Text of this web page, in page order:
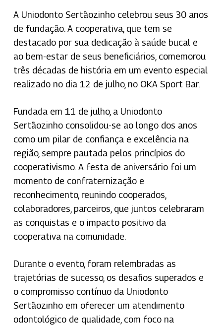
A Uniodonto Sertãozinho celebrou seus 30 anos
de fundação. A cooperativa, que tem se
destacado por sua dedicação à saúde bucal e
ao bem-estar de seus beneficiários, comemorou
três décadas de história em um evento especial
realizado no dia 12 de julho, no OKA Sport Bar.
Fundada em 11 de julho, a Uniodonto
Sertãozinho consolidou-se ao longo dos anos
como um pilar de confiança e excelência na
região, sempre pautada pelos princípios do
cooperativismo. A festa de aniversário foi um
momento de confraternização e
reconhecimento, reunindo cooperados,
colaboradores, parceiros, que juntos celebraram
as conquistas e o impacto positivo da
cooperativa na comunidade.
Durante o evento, foram relembradas as
trajetórias de sucesso, os desafios superados e
o compromisso contínuo da Uniodonto
Sertãozinho em oferecer um atendimento
odontológico de qualidade, com foco na